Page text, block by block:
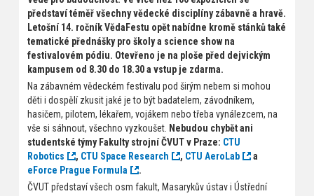
představí téměř všechny vědecké disciplíny zábavně a hravě.
Letošní 14. ročník VědaFestu opět nabídne kromě stánků také
tematické přednášky pro školy a science show na
festivalovém pódiu. Otevřeno je na ploše před dejvickým
kampusem od 8.30 do 18.30 a vstup je zdarma.
Na zábavném vědeckém festivalu pod širým nebem si mohou
děti i dospělí zkusit jaké je to být badatelem, závodníkem,
hasičem, pilotem, lékařem, vojákem nebo třeba vynálezcem, na
vše si sáhnout, všechno vyzkoušet. Nebudou chybět ani
studentské týmy Fakulty strojní ČVUT v Praze: CTU
Robotics
, CTU Space Research , CTU AeroLab
a
eForce Prague Formula
.
ČVUT představí všech osm fakult, Masarykův ústav i Ústřední